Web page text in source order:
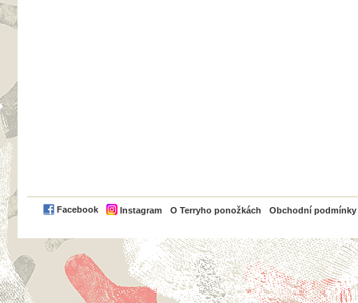
Facebook Instagram O Terryho ponožkách Obchodní podmínky
PayPal